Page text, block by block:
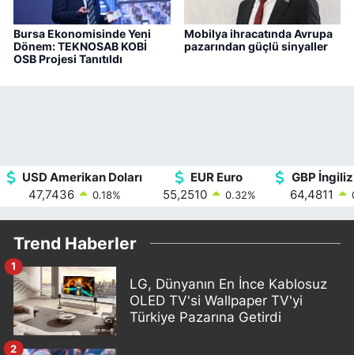
Bursa Ekonomisinde Yeni
Dönem: TEKNOSAB KOBİ
OSB Projesi Tanıtıldı
Mobilya ihracatında Avrupa
pazarından güçlü sinyaller
USD Amerikan Doları
47,7436
0.18%
EUR Euro
55,2510
0.32%
GBP
64,4811
Trend Haberler
LG, Dünyanın En İnce Kablosuz
OLED TV'si Wallpaper TV'yi
Türkiye Pazarına Getirdi
1
2